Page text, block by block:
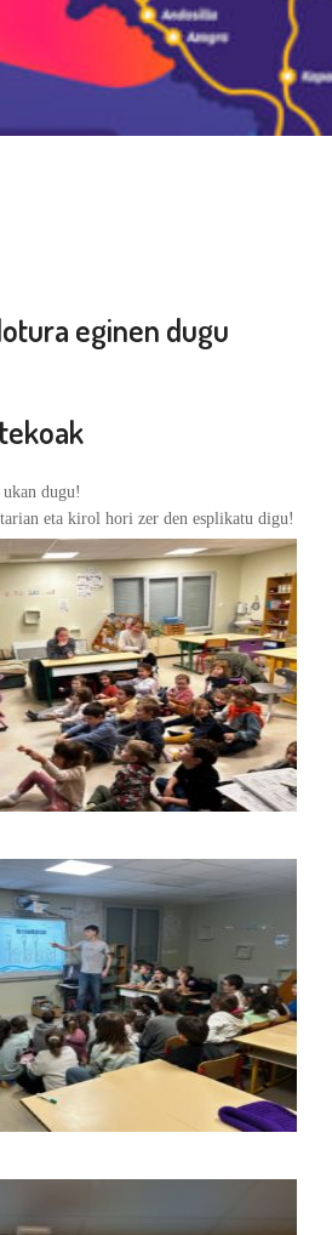
eginen dugu
dugu!
eta kirol hori zer den esplikatu digu!